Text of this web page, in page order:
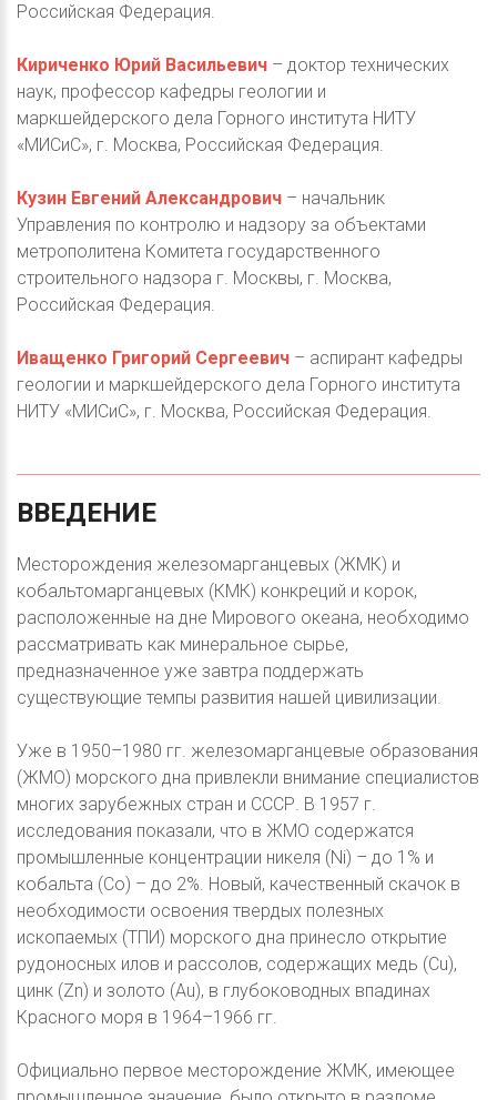
Российская Федерация.
Кириченко Юрий Васильевич – доктор технических
наук, профессор кафедры геологии и
маркшейдерского дела Горного института НИТУ
«МИСиС», г. Москва, Российская Федерация.
Кузин Евгений Александрович – начальник
Управления по контролю и надзору за объектами
метрополитена Комитета государственного
строительного надзора г. Москвы, г. Москва,
Российская Федерация.
Иващенко Григорий Сергеевич – аспирант кафедры
геологии и маркшейдерского дела Горного института
НИТУ «МИСиС», г. Москва, Российская Федерация.
ВВЕДЕНИЕ
Месторождения железомарганцевых (ЖМК) и
кобальтомарганцевых (КМК) конкреций и корок,
расположенные на дне Мирового океана, необходимо
рассматривать как минеральное сырье,
предназначенное уже завтра поддержать
существующие темпы развития нашей цивилизации.
Уже в 1950–1980 гг. железомарганцевые образования
(ЖМО) морского дна привлекли внимание специалистов
многих зарубежных стран и СССР. В 1957 г.
исследования показали, что в ЖМО содержатся
промышленные концентрации никеля (Ni) – до 1% и
кобальта (Со) – до 2%. Новый, качественный скачок в
необходимости освоения твердых полезных
ископаемых (ТПИ) морского дна принесло открытие
рудоносных илов и рассолов, содержащих медь (Сu),
цинк (Zn) и золото (Аu), в глубоководных впадинах
Красного моря в 1964–1966 гг.
Официально первое месторождение ЖМК, имеющее